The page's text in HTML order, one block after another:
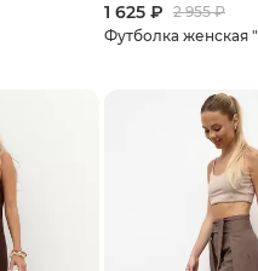
1 625 ₽ 2 955₽
Футболка женская